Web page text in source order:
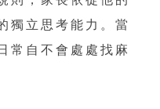
獨立思考能力。當
常自不會處處找麻